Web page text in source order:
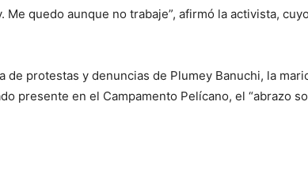
quedo aunque no trabaje”, afirmó la activista,
protestas y denuncias de Plumey Banuchi, la
presente en el Campamento Pelícano, el “abrazo